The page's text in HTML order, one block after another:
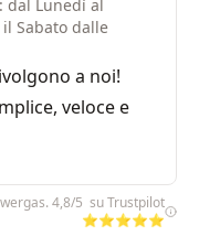
dal Lunedì al
Sabato dalle
a noi!
veloce e
4,8/5 su Trustpilot
⭐⭐⭐⭐⭐